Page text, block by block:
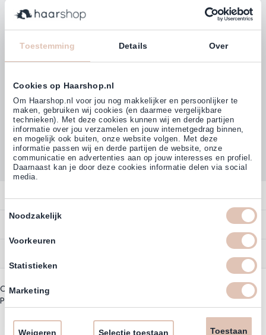
Toestemming Details Over
Cookies op Haarshop.nl
Om Haarshop.nl voor jou nog makkelijker en persoonlijker te
maken, gebruiken wij cookies (en daarmee vergelijkbare
technieken). Met deze cookies kunnen wij en derde partijen
informatie over jou verzamelen en jouw internetgedrag binnen,
en mogelijk ook buiten, onze website volgen. Met deze
informatie passen wij en derde partijen de website, onze
communicatie en advertenties aan op jouw interesses en profiel.
Daarnaast kan je door deze cookies informatie delen via social
media.
Noodzakelijk
Voorkeuren
Statistieken
Marketing
Toestaan
Selectie toestaan
Weigeren
Contact
Overzicht
Contact
Account
Uitzonderingen acties
Annuleren
Bezorgen
Retourneren
Omruilen
Assortiment
Nieuwsbrief & Kortingscode
Ontvang wekelijks de beste kortingsacties, tips en nieuws
rechtstreeks in jou e-mailbox.
E-mailadres
Inschrijven
Volg ons
Klanten beoordelen ons met
4,77 (38.000+)
Copyright © 2003 - 2026 - Haarshoppro.nl
Privacy beleid